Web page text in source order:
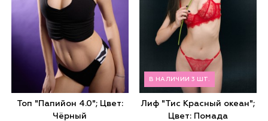
Топ "Папийон 4.0"; Цвет:
Чёрный
В НАЛИЧИИ 3 ШТ.
Лиф "Тис Красный океан";
Цвет: Помада